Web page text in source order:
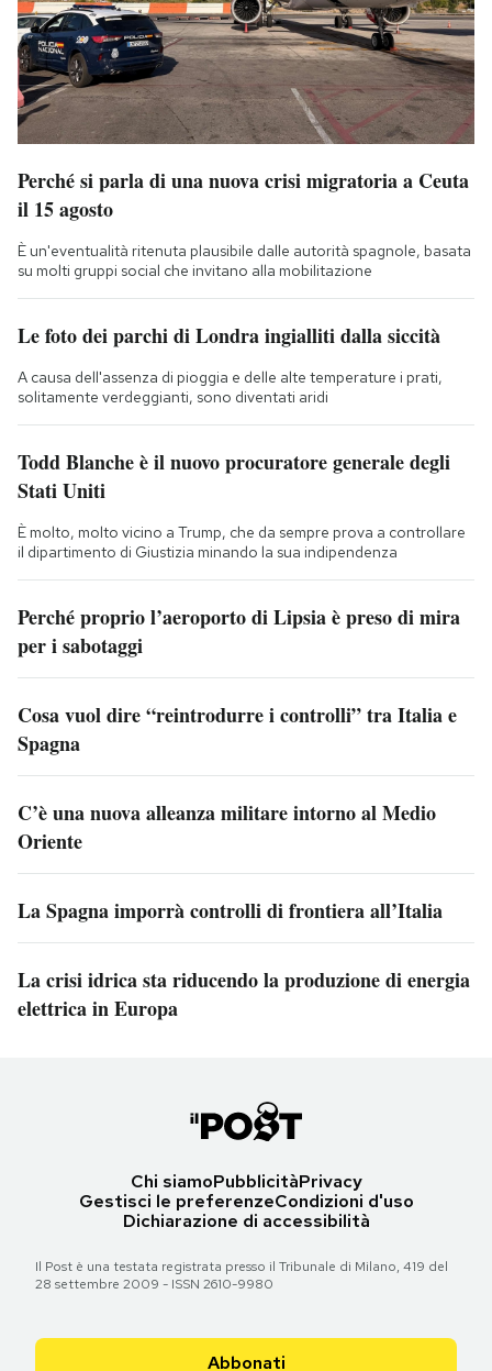
Perché si parla di una nuova crisi migratoria a Ceuta
il 15 agosto
È un'eventualità ritenuta plausibile dalle autorità spagnole, basata
su molti gruppi social che invitano alla mobilitazione
Le foto dei parchi di Londra ingialliti dalla siccità
A causa dell'assenza di pioggia e delle alte temperature i prati,
solitamente verdeggianti, sono diventati aridi
Todd Blanche è il nuovo procuratore generale degli
Stati Uniti
È molto, molto vicino a Trump, che da sempre prova a controllare
il dipartimento di Giustizia minando la sua indipendenza
Perché proprio l’aeroporto di Lipsia è preso di mira
per i sabotaggi
Cosa vuol dire “reintrodurre i controlli” tra Italia e
Spagna
C’è una nuova alleanza militare intorno al Medio
Oriente
La Spagna imporrà controlli di frontiera all’Italia
La crisi idrica sta riducendo la produzione di energia
elettrica in Europa
Chi siamoPubblicitàPrivacy
Gestisci le preferenzeCondizioni d'uso
Dichiarazione di accessibilità
Il Post è una testata registrata presso il Tribunale di Milano, 419 del
28 settembre 2009 - ISSN 2610-9980
Abbonati